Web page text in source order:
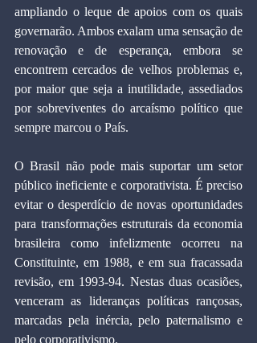
ampliando o leque de apoios com os quais
governarão. Ambos exalam uma sensação de
renovação e de esperança, embora se
encontrem cercados de velhos problemas e,
por maior que seja a inutilidade, assediados
por sobreviventes do arcaísmo político que
sempre marcou o País.
O Brasil não pode mais suportar um setor
público ineficiente e corporativista. É preciso
evitar o desperdício de novas oportunidades
para transformações estruturais da economia
brasileira como infelizmente ocorreu na
Constituinte, em 1988, e em sua fracassada
revisão, em 1993-94. Nestas duas ocasiões,
venceram as lideranças políticas rançosas,
marcadas pela inércia, pelo paternalismo e
pelo corporativismo.